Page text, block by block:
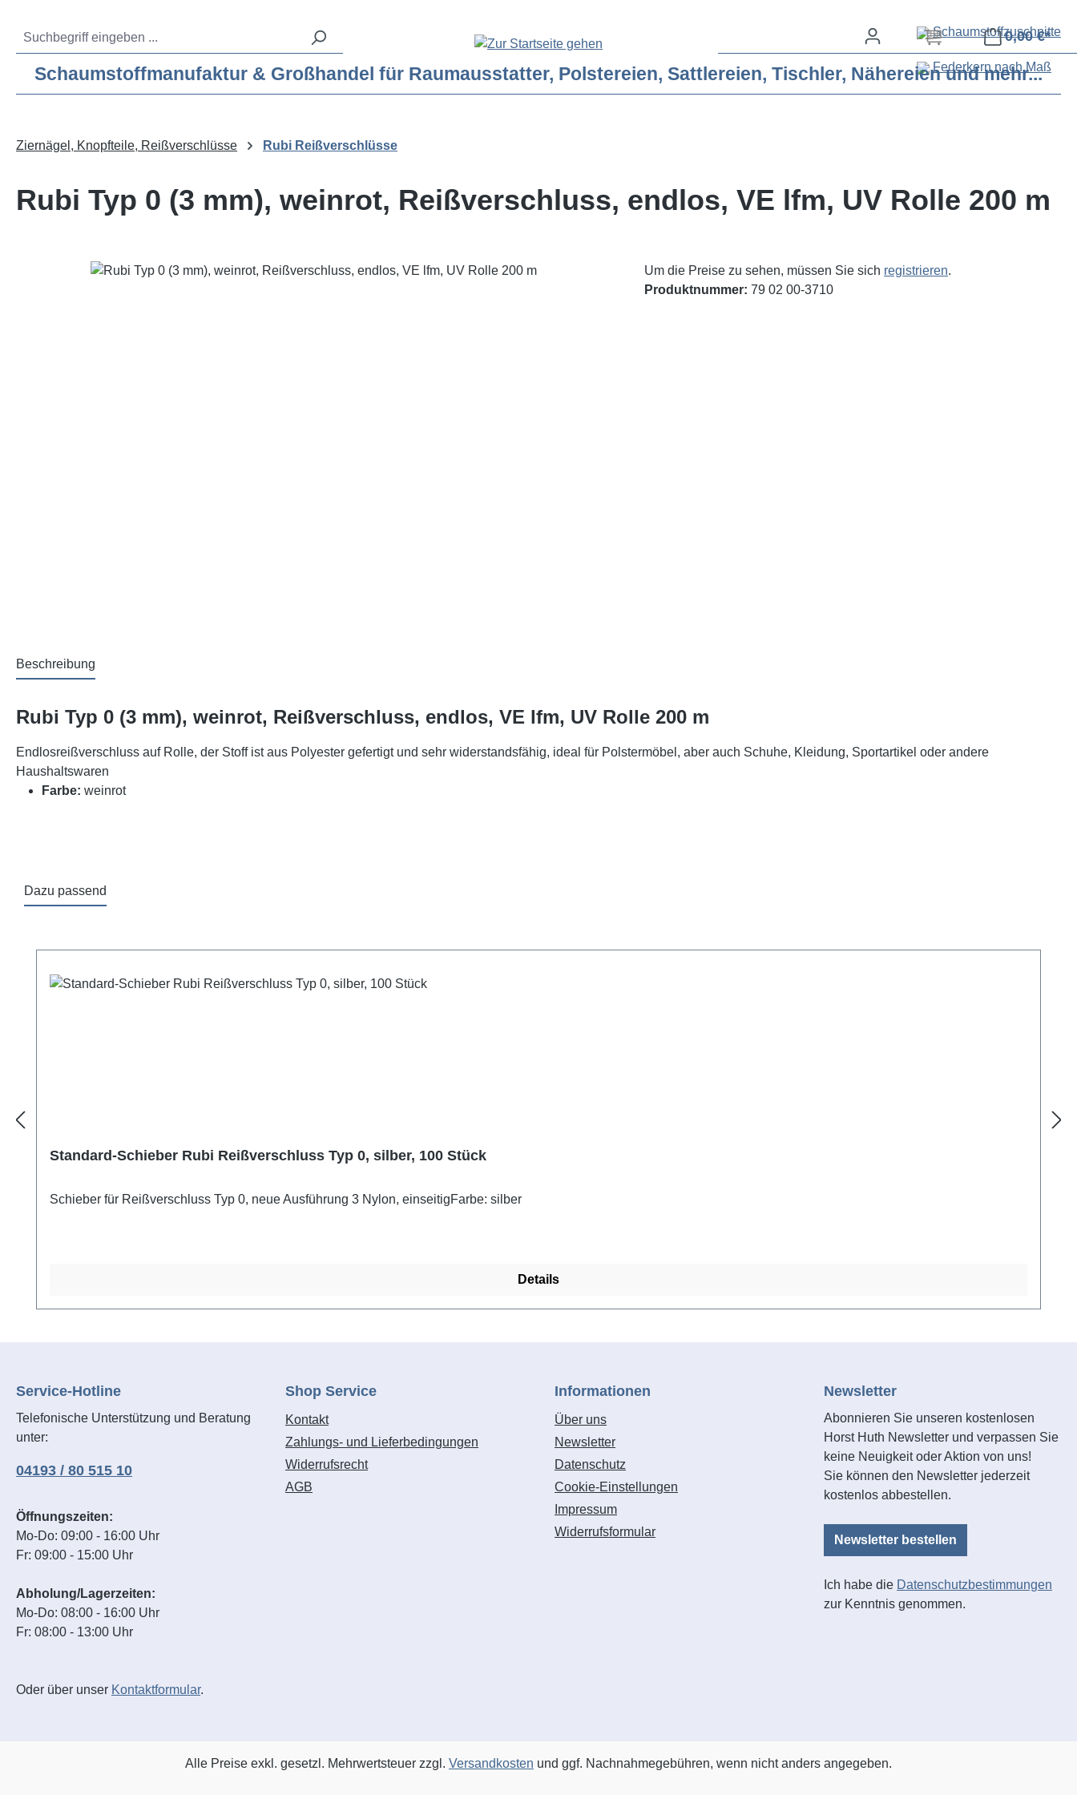
Service-Hotline: 04193 – 80 515 10 Schaumstoffzuschnitte
Federkern nach Maß
0,00 €*
Schaumstoffmanufaktur & Großhandel für Raumausstatter, Polstereien, Sattlereien, Tischler, Nähereien und mehr...
Ziernägel, Knopfteile, Reißverschlüsse Rubi Reißverschlüsse
Rubi Typ 0 (3 mm), weinrot, Reißverschluss, endlos, VE lfm, UV Rolle 200 m
Bildergalerie überspringen Um die Preise zu sehen, müssen Sie sich registrieren.
Produktnummer: 79 02 00-3710
Beschreibung
Rubi Typ 0 (3 mm), weinrot, Reißverschluss, endlos, VE lfm, UV Rolle 200 m
Endlosreißverschluss auf Rolle, der Stoff ist aus Polyester gefertigt und sehr widerstandsfähig, ideal für Polstermöbel, aber auch Schuhe, Kleidung, Sportartikel oder andere
Haushaltswaren
Farbe: weinrot
Dazu passend
Standard-Schieber Rubi Reißverschluss Typ 0, silber, 100 Stück
Schieber für Reißverschluss Typ 0, neue Ausführung 3 Nylon, einseitigFarbe: silber
Details
Service-Hotline
Telefonische Unterstützung und Beratung
unter:
04193 / 80 515 10
Öffnungszeiten:
Mo-Do: 09:00 - 16:00 Uhr
Fr: 09:00 - 15:00 Uhr
Abholung/Lagerzeiten:
Mo-Do: 08:00 - 16:00 Uhr
Fr: 08:00 - 13:00 Uhr
Oder über unser Kontaktformular.
Shop Service
Kontakt
Zahlungs- und Lieferbedingungen
Widerrufsrecht
AGB
Informationen
Über uns
Newsletter
Datenschutz
Cookie-Einstellungen
Impressum
Widerrufsformular
Newsletter
Abonnieren Sie unseren kostenlosen
Horst Huth Newsletter und verpassen Sie
keine Neuigkeit oder Aktion von uns!
Sie können den Newsletter jederzeit
kostenlos abbestellen.
Newsletter bestellen
Ich habe die Datenschutzbestimmungen
zur Kenntnis genommen.
Alle Preise exkl. gesetzl. Mehrwertsteuer zzgl. Versandkosten und ggf. Nachnahmegebühren, wenn nicht anders angegeben.